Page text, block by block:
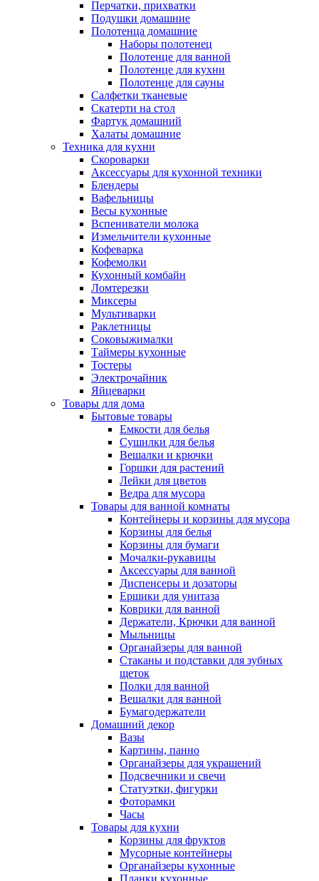
Перчатки, прихватки
Подушки домашние
Полотенца домашние
Наборы полотенец
Полотенце для ванной
Полотенце для кухни
Полотенце для сауны
Салфетки тканевые
Скатерти на стол
Фартук домашний
Халаты домашние
Техника для кухни
Скороварки
Аксессуары для кухонной техники
Блендеры
Вафельницы
Весы кухонные
Вспениватели молока
Измельчители кухонные
Кофеварка
Кофемолки
Кухонный комбайн
Ломтерезки
Миксеры
Мультиварки
Раклетницы
Соковыжималки
Таймеры кухонные
Тостеры
Электрочайник
Яйцеварки
Товары для дома
Бытовые товары
Емкости для белья
Сушилки для белья
Вешалки и крючки
Горшки для растений
Лейки для цветов
Ведра для мусора
Товары для ванной комнаты
Контейнеры и корзины для мусора
Корзины для белья
Корзины для бумаги
Мочалки-рукавицы
Аксессуары для ванной
Диспенсеры и дозаторы
Ершики для унитаза
Коврики для ванной
Держатели, Крючки для ванной
Мыльницы
Органайзеры для ванной
Стаканы и подставки для зубных
щеток
Полки для ванной
Вешалки для ванной
Бумагодержатели
Домашний декор
Вазы
Картины, панно
Органайзеры для украшений
Подсвечники и свечи
Статуэтки, фигурки
Фоторамки
Часы
Товары для кухни
Корзины для фруктов
Мусорные контейнеры
Органайзеры кухонные
Планки кухонные